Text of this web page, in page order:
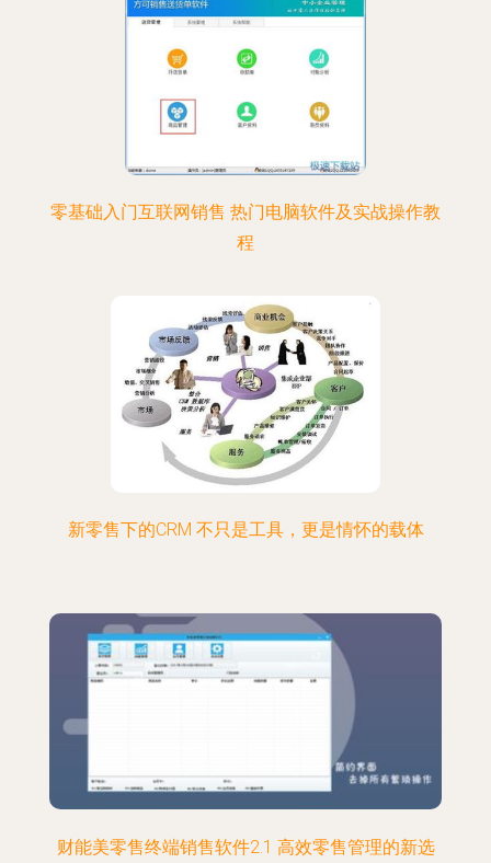
零基础入门互联网销售 热门电脑软件及实战操作教
程
新零售下的CRM 不只是工具，更是情怀的载体
财能美零售终端销售软件2.1 高效零售管理的新选